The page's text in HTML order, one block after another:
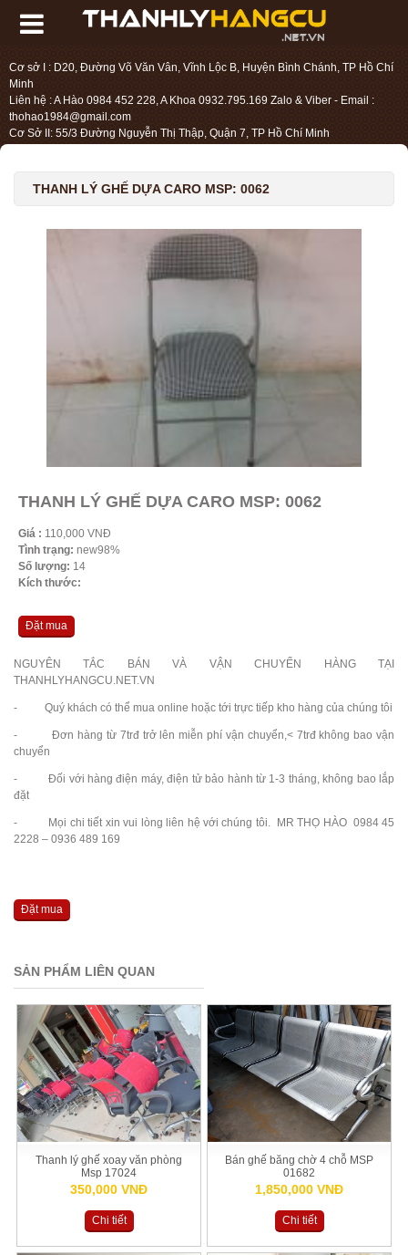
Cơ sở I : D20, Đường Võ Văn Vân, Vĩnh Lộc B, Huyện Bình Chánh, TP Hồ Chí
Minh
Liên hệ : A Hào 0984 452 228, A Khoa 0932.795.169 Zalo & Viber - Email :
thohao1984@gmail.com
Cơ Sở II: 55/3 Đường Nguyễn Thị Thập, Quận 7, TP Hồ Chí Minh
THANH LÝ GHẾ DỰA CARO MSP: 0062
THANH LÝ GHẾ DỰA CARO MSP: 0062
Giá : 110,000 VNĐ
Tình trạng: new98%
Số lượng: 14
Kích thước:
Đặt mua
NGUYÊN TẮC BÁN VÀ VẬN CHUYỂN HÀNG TẠI
THANHLYHANGCU.NET.VN
- Quý khách có thể mua online hoặc tới trực tiếp kho hàng của chúng tôi
- Đơn hàng từ 7trđ trở lên miễn phí vận chuyển,< 7trđ không bao vận
chuyển
- Đối với hàng điện máy, điện tử bảo hành từ 1-3 tháng, không bao lắp
đặt
- Mọi chi tiết xin vui lòng liên hệ với chúng tôi. MR THỌ HÀO 0984 45
2228 – 0936 489 169
Đặt mua
SẢN PHẨM LIÊN QUAN
Thanh lý ghế xoay văn phòng
Msp 17024
350,000 VNĐ
Chi tiết
Bán ghế băng chờ 4 chỗ MSP
01682
1,850,000 VNĐ
Chi tiết